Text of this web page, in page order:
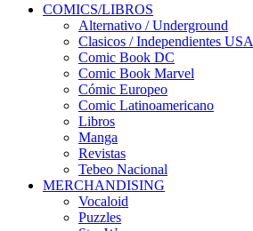
COMICS/LIBROS
Alternativo / Underground
Clasicos / Independientes USA
Comic Book DC
Comic Book Marvel
Cómic Europeo
Comic Latinoamericano
Libros
Manga
Revistas
Tebeo Nacional
MERCHANDISING
Vocaloid
Puzzles